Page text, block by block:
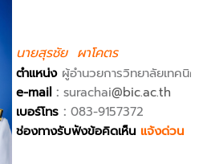
นายสุรชัย ผาโคตร
ตำแหน่งผู้อำนวยการวิทยาลัยเทคนิ
e-mail: surachai@bic.ac.th
เบอร์โทร : 083-9157372
ช่องทางรับฟังข้อคิดเห็น แจ้งด่วน